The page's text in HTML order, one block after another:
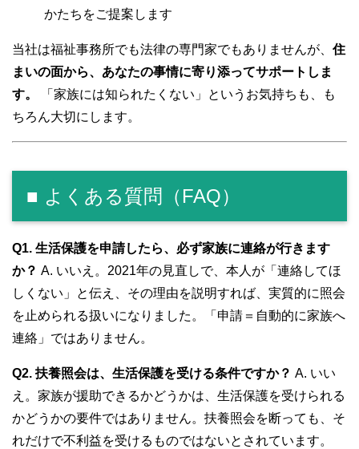
かたちをご提案します
当社は福祉事務所でも法律の専門家でもありませんが、 住
まいの面から、あなたの事情に寄り添ってサポートしま
す。
「家族には知られたくない」というお気持ちも、も
ちろん大切にします。
■ よくある質問（FAQ）
Q1. 生活保護を申請したら、必ず家族に連絡が行きます
か？ A. いいえ。2021年の見直しで、本人が「連絡してほ
しくない」と伝え、その理由を説明すれば、実質的に照会
を止められる扱いになりました。「申請＝自動的に家族へ
連絡」ではありません。
Q2. 扶養照会は、生活保護を受ける条件ですか？ A. いい
え。家族が援助できるかどうかは、生活保護を受けられる
かどうかの要件ではありません。扶養照会を断っても、そ
れだけで不利益を受けるものではないとされています。